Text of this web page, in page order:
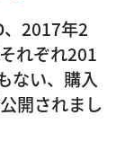
、2017年2
れぞれ201
ない、購入
開されまし